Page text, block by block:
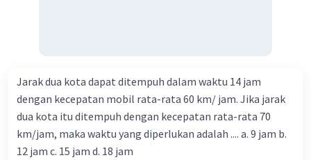
Jarak dua kota dapat ditempuh dalam waktu 14 jam
dengan kecepatan mobil rata-rata 60 km/ jam. Jika jarak
dua kota itu ditempuh dengan kecepatan rata-rata 70
km/jam, maka waktu yang diperlukan adalah .... a. 9 jam b.
12 jam c. 15 jam d. 18 jam